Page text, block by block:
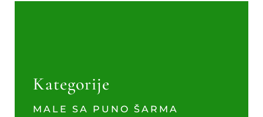
Kategorije
MALE SA PUNO ŠARMA